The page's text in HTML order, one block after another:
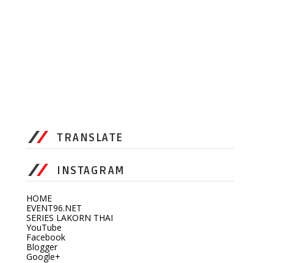
TRANSLATE
INSTAGRAM
HOME
EVENT96.NET
SERIES LAKORN THAI
YouTube
Facebook
Blogger
Google+